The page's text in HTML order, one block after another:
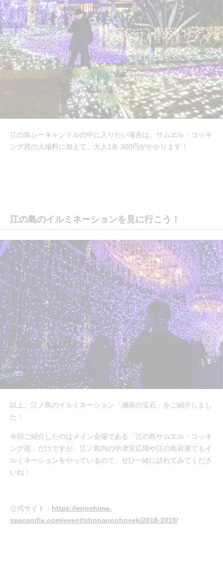
江の島シーキャンドルの中に入りたい場合は、サムエル・コッキ
ング苑の入場料に加えて、大人1名 300円がかかります！
江の島のイルミネーションを見に行こう！
以上、江ノ島のイルミネーション「湘南の宝石」をご紹介しまし
た！
今回ご紹介したのはメイン会場である「江の島サムエル・コッキ
ング苑」だけですが、江ノ島内の中津宮広場や江の島岩屋でもイ
ルミネーションをやっているので、ぜひ一緒に訪れてみてくださ
いね！
公式サイト： https://enoshima-
seacandle.com/event/shonannohoseki2018-2019/